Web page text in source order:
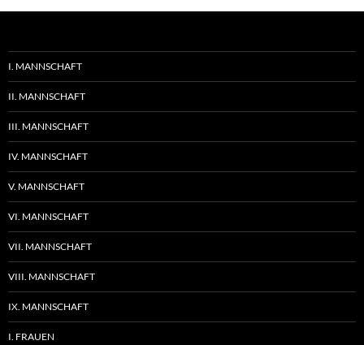
I. MANNSCHAFT
II. MANNSCHAFT
III. MANNSCHAFT
IV. MANNSCHAFT
V. MANNSCHAFT
VI. MANNSCHAFT
VII. MANNSCHAFT
VIII. MANNSCHAFT
IX. MANNSCHAFT
I. FRAUEN